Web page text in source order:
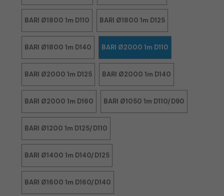
BARI Ø1800 1m D110 BARI Ø1800 1m D125
BARI Ø1800 1m D140 BARI Ø2000 1m D110
BARI Ø2000 1m D125 BARI Ø2000 1m D140
BARI Ø2000 1m D160 BARI Ø1050 1m D110/D90
BARI Ø1200 1m D125/D110
BARI Ø1400 1m D140/D125
BARI Ø1600 1m D160/D140